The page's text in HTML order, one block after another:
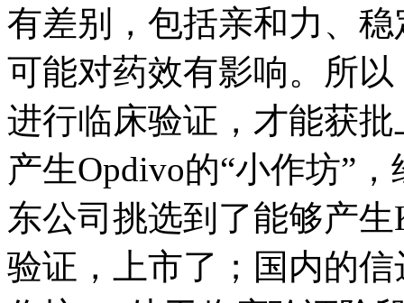
有差别，包括亲和力、
可能对药效有影响。所
进行临床验证，才能获
产生Opdivo的“小作坊”
东公司挑选到了能够产生
验证，上市了；国内的